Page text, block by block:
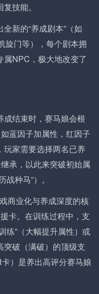
技能。
新的“养成剧本”（如
旋门等），每个剧本拥
NPC，极大地改变了
成结束时，赛马娘会根
蓝因子加属性，红因子
玩家需要选择两名已养
承，以此来突破初始属
种马”）。
戏商业化与养成深度的核
卡。在训练过程中，支
练”（大幅提升属性）或
破（满破）的顶级支
）是养出高评分赛马娘